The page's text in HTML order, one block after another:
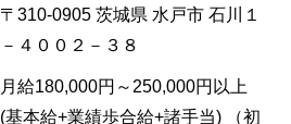
〒310-0905 茨城県 水戸市 石川１
－４００２－３８
月給180,000円～250,000円以上
(基本給+業績歩合給+諸手当) （初